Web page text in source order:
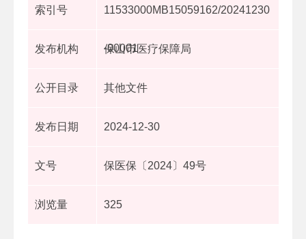
索引号 11533000MB15059162/20241230
-00001
发布机构 保山市医疗保障局
公开目录 其他文件
发布日期 2024-12-30
文号 保医保〔2024〕49号
浏览量 325